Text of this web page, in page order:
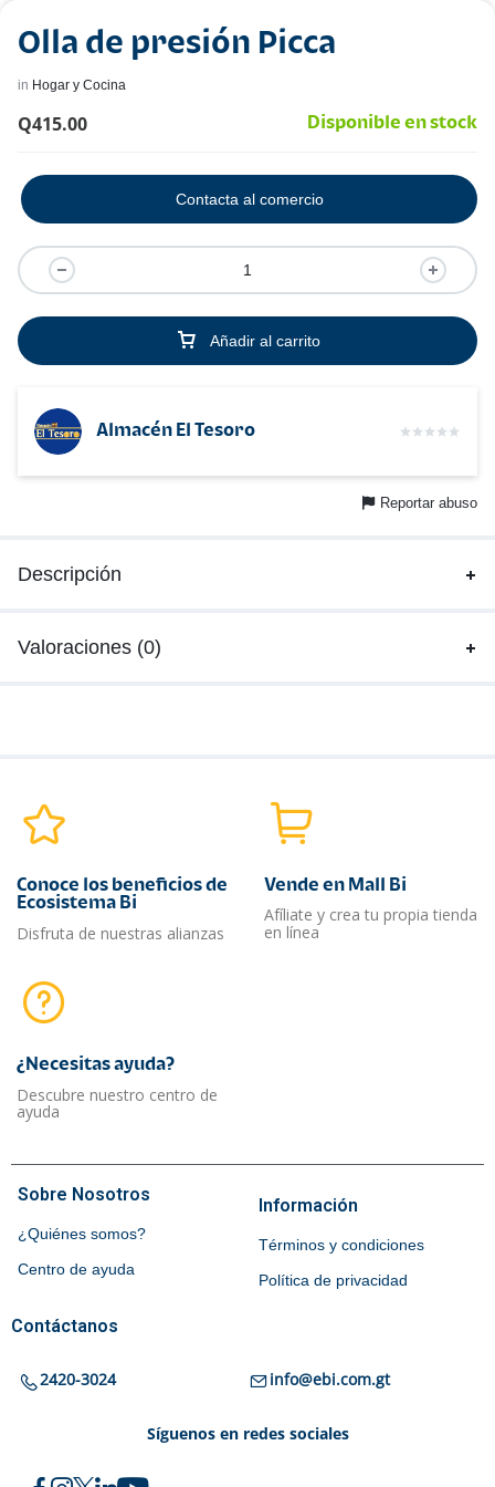
Olla de presión Picca
in Hogar y Cocina
Q415.00 Disponible en stock
Añadir al carrito
Contacta al comercio
Almacén El Tesoro
Reportar abuso
Descripción
Valoraciones (0)
Conoce los beneficios de
Ecosistema Bi
Disfruta de nuestras alianzas
Vende en Mall Bi
Afíliate y crea tu propia tienda
en línea
¿Necesitas ayuda?​
Descubre nuestro centro de
ayuda
Sobre Nosotros
¿Quiénes somos?
Centro de ayuda
Información
Términos y condiciones
Política de privacidad
Contáctanos
2420-3024 info@ebi.com.gt
Síguenos en redes sociales